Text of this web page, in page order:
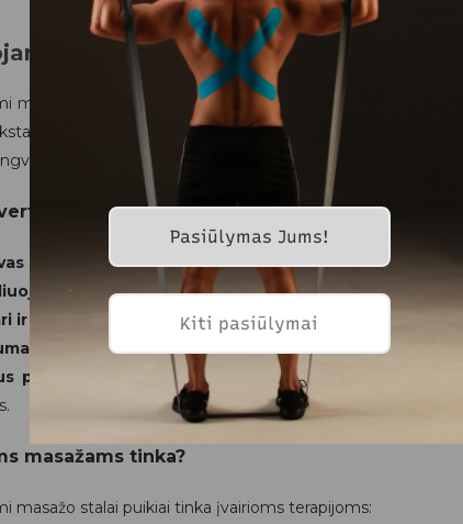
masažo stalai – komfortas ir
masažo stalai – tai būtina įranga masažuotojams,
seansuose. Šie stalai užtikrina optimalų
transportuoti ir pritaikyti įvairiose aplinkose.
rinktis nešiojamą masažo stalą?
ir kompaktiškas
– sulankstomi modeliai su aliuminio
aukštis– pritaikomas skirtingo ūgio
ir patogi gulėjimo danga– paminkštintas paviršius su
ir stabilumas
– sustiprintos konstrukcijos užtikrina
pasirinkimas sporto komandoms– idealus
masažams tinka?
masažo stalai puikiai tinka įvairioms terapijoms:
Pasiūlymas Jums!
Kiti pasiūlymai